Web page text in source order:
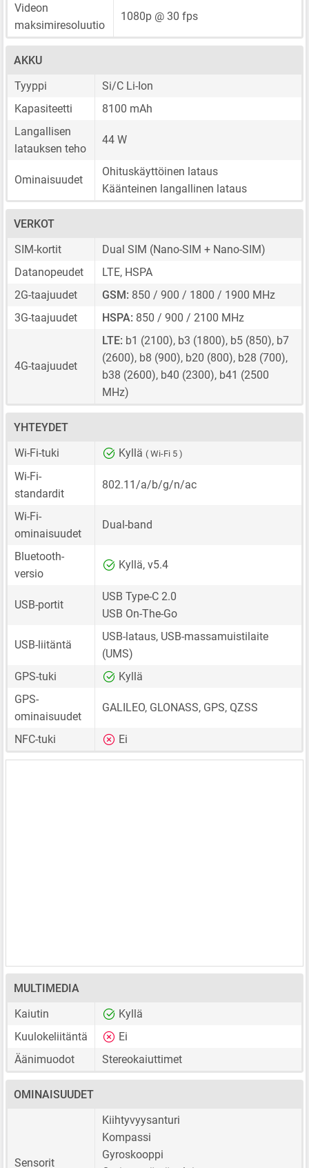
Videon
maksimiresoluutio
1080p @ 30 fps
AKKU
Tyyppi
Si/C Li-Ion
Kapasiteetti
8100 mAh
Langallisen
latauksen teho
44 W
Ominaisuudet
Ohituskäyttöinen lataus
Käänteinen langallinen lataus
VERKOT
SIM-kortit
Dual SIM (Nano-SIM + Nano-SIM)
Datanopeudet
LTE, HSPA
2G-taajuudet
GSM: 850 / 900 / 1800 / 1900 MHz
3G-taajuudet
HSPA: 850 / 900 / 2100 MHz
4G-taajuudet
LTE: b1 (2100), b3 (1800), b5 (850), b7
(2600), b8 (900), b20 (800), b28 (700),
b38 (2600), b40 (2300), b41 (2500
MHz)
YHTEYDET
Wi-Fi-tuki
Kyllä ( Wi-Fi 5 )
Wi-Fi-
standardit
802.11/a/b/g/n/ac
Wi-Fi-
ominaisuudet
Dual-band
Bluetooth-
versio
Kyllä, v5.4
USB-portit
USB Type-C 2.0
USB On-The-Go
USB-liitäntä
USB-lataus, USB-massamuistilaite
(UMS)
GPS-tuki
Kyllä
GPS-
ominaisuudet
GALILEO, GLONASS, GPS, QZSS
NFC-tuki Ei
MULTIMEDIA
Kaiutin
Kyllä
Kuulokeliitäntä
Ei
Äänimuodot
Stereokaiuttimet
OMINAISUUDET
Sensorit
Kiihtyvyysanturi
Kompassi
Gyroskooppi